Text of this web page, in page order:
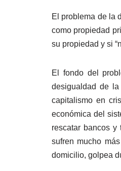
El problema de la
como propiedad
su propiedad y si
El fondo del
desigualdad de
capitalismo en
económica del
rescatar bancos
sufren mucho
domicilio, golpea